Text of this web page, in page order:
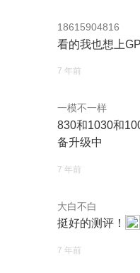
18615904816
看的我也想上
7 年前
一模不一样
830和1030和
备升级中
7 年前
大白不白
挺好的测评！
7 年前